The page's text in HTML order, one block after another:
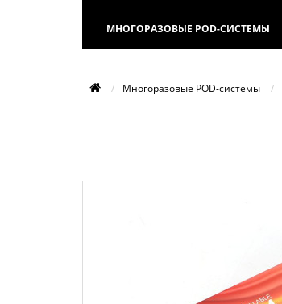
МНОГОРАЗОВЫЕ POD-СИСТЕМЫ
Многоразовые POD-системы